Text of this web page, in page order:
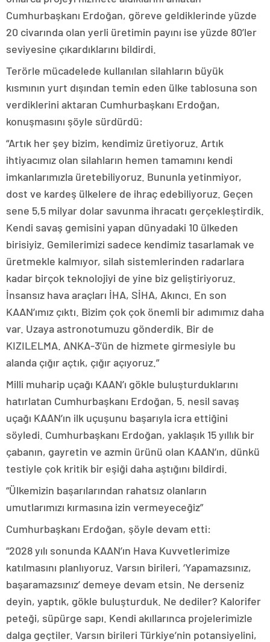
Cumhurbaşkanı Erdoğan, göreve geldiklerinde yüzde
20 civarında olan yerli üretimin payını ise yüzde 80’ler
seviyesine çıkardıklarını bildirdi.
Terörle mücadelede kullanılan silahların büyük
kısmının yurt dışından temin eden ülke tablosuna son
verdiklerini aktaran Cumhurbaşkanı Erdoğan,
konuşmasını şöyle sürdürdü:
“Artık her şey bizim, kendimiz üretiyoruz. Artık
ihtiyacımız olan silahların hemen tamamını kendi
imkanlarımızla üretebiliyoruz. Bununla yetinmiyor,
dost ve kardeş ülkelere de ihraç edebiliyoruz. Geçen
sene 5,5 milyar dolar savunma ihracatı gerçekleştirdik.
Kendi savaş gemisini yapan dünyadaki 10 ülkeden
birisiyiz. Gemilerimizi sadece kendimiz tasarlamak ve
üretmekle kalmıyor, silah sistemlerinden radarlara
kadar birçok teknolojiyi de yine biz geliştiriyoruz.
İnsansız hava araçları İHA, SİHA, Akıncı. En son
KAAN’ımız çıktı. Bizim çok çok önemli bir adımımız daha
var. Uzaya astronotumuzu gönderdik. Bir de
KIZILELMA. ANKA-3’ün de hizmete girmesiyle bu
alanda çığır açtık, çığır açıyoruz.”
Milli muharip uçağı KAAN’ı gökle buluşturduklarını
hatırlatan Cumhurbaşkanı Erdoğan, 5. nesil savaş
uçağı KAAN’ın ilk uçuşunu başarıyla icra ettiğini
söyledi. Cumhurbaşkanı Erdoğan, yaklaşık 15 yıllık bir
çabanın, gayretin ve azmin ürünü olan KAAN’ın, dünkü
testiyle çok kritik bir eşiği daha aştığını bildirdi.
“Ülkemizin başarılarından rahatsız olanların
umutlarımızı kırmasına izin vermeyeceğiz”
Cumhurbaşkanı Erdoğan, şöyle devam etti:
“2028 yılı sonunda KAAN’ın Hava Kuvvetlerimize
katılmasını planlıyoruz. Varsın birileri, ‘Yapamazsınız,
başaramazsınız’ demeye devam etsin. Ne derseniz
deyin, yaptık, gökle buluşturduk. Ne dediler? Kalorifer
peteği, süpürge sapı. Kendi akıllarınca projelerimizle
dalga geçtiler. Varsın birileri Türkiye’nin potansiyelini,